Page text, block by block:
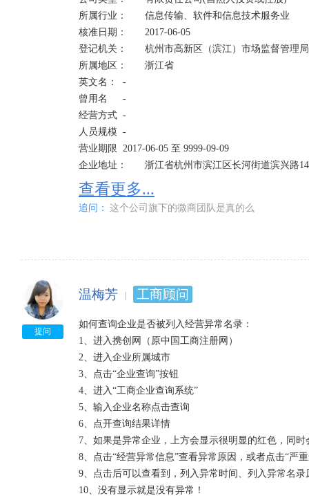
所属行业：	信息传输、软件和信息技术服务业
核准日期：	2017-06-05
登记机关：	杭州市高新区（滨江）市场监督管理局
所属地区：	浙江省
英文名：	-
曾用名	-
经营方式	-
人员规模	-
营业期限	2017-06-05 至 9999-09-09
企业地址：	浙江省杭州市滨江区长河街道滨兴路1451号418室 查看地图 附近公司
经营范围：	技术开发、技术服务、技术咨询、成果转让:计算机网络技术、电子商务技术;服务:市场调
查、企业管理咨询、文化艺术交流活动策划(除演出
务、投资咨询(除证券、期货)(未经金融等监管部门批
查看更多...
追问： 这个公司旗下的微商团队是真的么
提问
温梅芳 工商顾问
如何查询企业是否被列入经营异常名录：
1、进入携创网（原中国工商注册网）
2、进入企业所属城市
3、点击“企业查询”按钮
4、进入“工商企业查询系统”
5、输入企业名称点击查询
6、点开查询结果详情
7、如果是异常企业，上方会显示很明显的红色，同
8、点击“经营异常信息”查看异常原因，或者点击“严
9、点击后可以查看到，列入异常时间、列入异常名
10、没有显示就是没有异常！